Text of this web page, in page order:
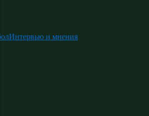
Интервью и мнения